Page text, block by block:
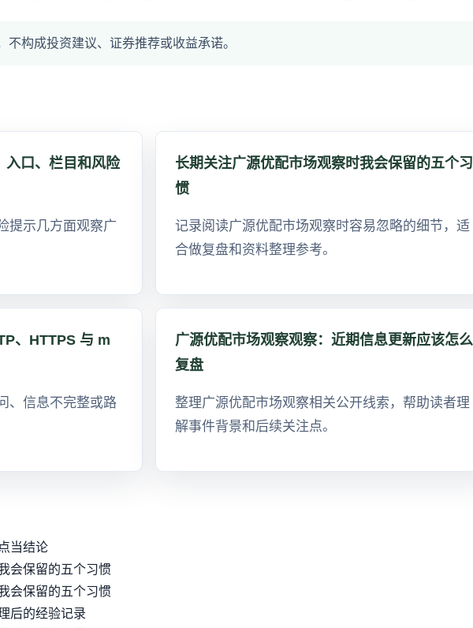
构成投资建议、证券推荐或收益承诺。
入口、栏目和风险
提示几方面观察广
长期关注广源优配市场观察时我会保留的五个习
惯
记录阅读广源优配市场观察时容易忽略的细节，适
合做复盘和资料整理参考。
、HTTPS 与 m
、信息不完整或路
广源优配市场观察观察：近期信息更新应该怎么
复盘
整理广源优配市场观察相关公开线索，帮助读者理
解事件背景和后续关注点。
当结论
会保留的五个习惯
会保留的五个习惯
后的经验记录